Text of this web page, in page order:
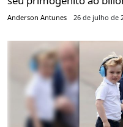
Anderson Antunes 26 de julho de